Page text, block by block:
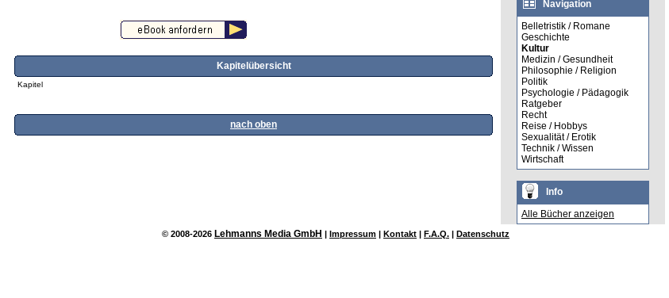
Kapitelübersicht
Kapitel
nach oben
Navigation
Belletristik / Romane
Geschichte
Kultur
Medizin / Gesundheit
Philosophie / Religion
Politik
Psychologie / Pädagogik
Ratgeber
Recht
Reise / Hobbys
Sexualität / Erotik
Technik / Wissen
Wirtschaft
Info
Alle Bücher anzeigen
© 2008-2026 Lehmanns Media GmbH | Impressum | Kontakt | F.A.Q. | Datenschutz